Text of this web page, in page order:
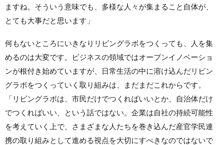
ますね。そういう意味でも、多様な人々が集まること自体が、
とても大事だと思います」
何もないところにいきなりリビングラボをつくっても、人を集
めるのは大変です。ビジネスの領域ではオープンイノベーショ
ンが根付き始めていますが、日常生活の中に溶け込んだリビン
グラボをつくっていく取り組みは、まだまだこれからです。
「リビングラボは、市民だけでつくればいいとか、自治体だけ
でつくればいい、という話ではない。企業は自社の持続可能性
を考えていく上で、さまざまな人たちを巻き込んだ産官学民連
携の取り組みとして進める視点を大切にすべきなのではないで